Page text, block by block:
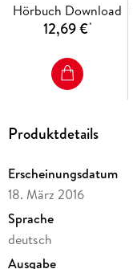
Hörbuch Download
12,69 €*
Produktdetails
Erscheinungsdatum
18. März 2016
Sprache
deutsch
Ausgabe